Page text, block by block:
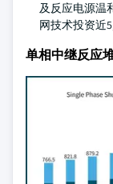
及反应电源温
网技术投资近
单相中继反应